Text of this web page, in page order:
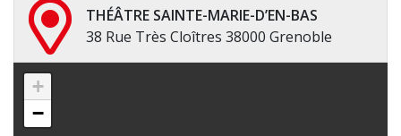
THÉÂTRE SAINTE-MARIE-D’EN-BAS
38 Rue Très Cloîtres 38000 Grenoble
+
−